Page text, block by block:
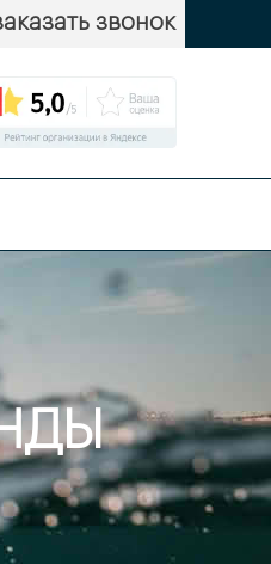
звонок